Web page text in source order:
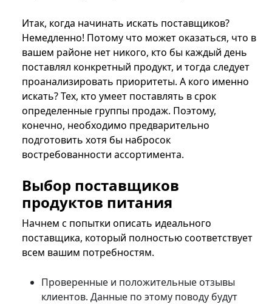
Итак, когда начинать искать поставщиков?
Немедленно! Потому что может оказаться, что в
вашем районе нет никого, кто бы каждый день
поставлял конкретный продукт, и тогда следует
проанализировать приоритеты. А кого именно
искать? Тех, кто умеет поставлять в срок
определенные группы продаж. Поэтому,
конечно, необходимо предварительно
подготовить хотя бы набросок
востребованности ассортимента.
Выбор поставщиков
продуктов питания
Начнем с попытки описать идеального
поставщика, который полностью соответствует
всем вашим потребностям.
Проверенные и положительные отзывы
клиентов. Данные по этому поводу будут